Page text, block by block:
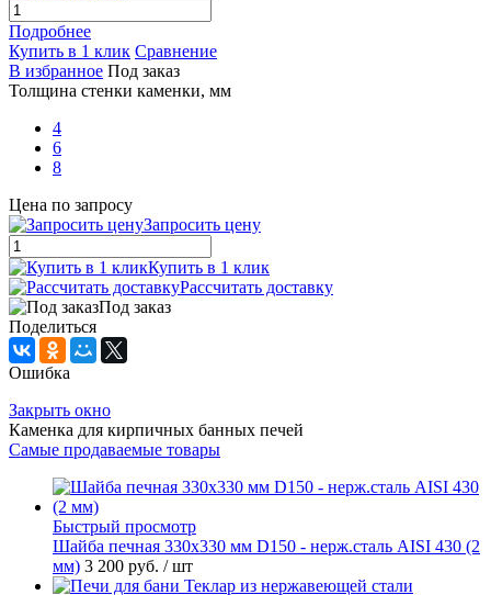
Подробнее
Купить в 1 клик Сравнение
В избранное Под заказ
Толщина стенки каменки, мм
4
6
8
Цена по запросу
Запросить цену
Купить в 1 клик
Рассчитать доставку
Под заказ
Поделиться
Ошибка
Закрыть окно
Каменка для кирпичных банных печей
Самые продаваемые товары
Быстрый просмотр
Шайба печная 330х330 мм D150 - нерж.сталь AISI 430 (2
мм) 3 200 руб. / шт